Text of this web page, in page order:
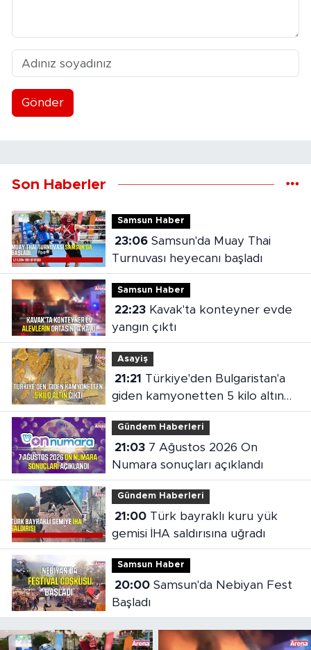
Gönder
Son Haberler
Samsun Haber
23:06Samsun'da Muay Thai
Turnuvası heyecanı başladı
Samsun Haber
22:23Kavak'ta konteyner evde
yangın çıktı
Asayiş
21:21
giden kamyonetten 5 kilo altın
çıktı
Gündem Haberleri
21:037 Ağustos 2026 On
Numara sonuçları açıklandı
Gündem Haberleri
21:00Türk bayraklı kuru yük
gemisi İHA saldırısına uğradı
Samsun Haber
20:00Samsun'da Nebiyan Fest
Başladı